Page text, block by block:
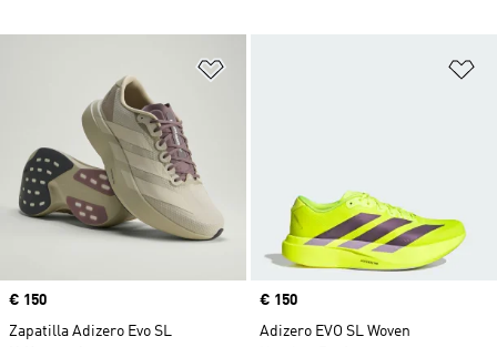
Precio
€ 150
Zapatilla Adizero Evo SL
Precio
€ 150
Adizero EVO SL Woven